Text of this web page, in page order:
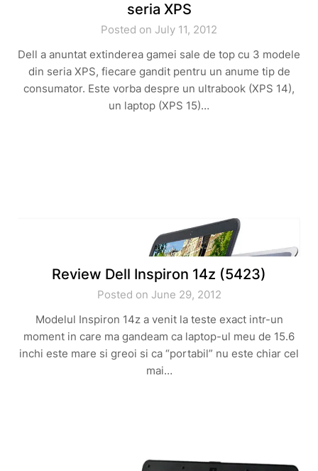
seria XPS
Posted on July 11, 2012
Dell a anuntat extinderea gamei sale de top cu 3 modele
din seria XPS, fiecare gandit pentru un anume tip de
consumator. Este vorba despre un ultrabook (XPS 14),
un laptop (XPS 15)…
Review Dell Inspiron 14z (5423)
Posted on June 29, 2012
Modelul Inspiron 14z a venit la teste exact intr-un
moment in care ma gandeam ca laptop-ul meu de 15.6
inchi este mare si greoi si ca “portabil” nu este chiar cel
mai…